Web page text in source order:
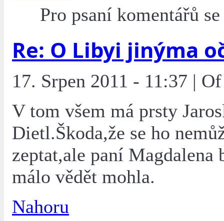
Pro psaní komentářů
Re: O Libyi jinýma
17. Srpen 2011 - 11:37 |
V tom všem má prsty
Dietl.Škoda,že se ho
zeptat,ale paní Magdalena
málo vědět mohla.
Nahoru